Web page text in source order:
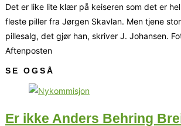
Det er like lite klær på keiseren som det er
fleste piller fra Jørgen Skavlan. Men tjene
pillesalg, det gjør han, skriver J. Johansen.
Aftenposten
SE OGSÅ
Er ikke Anders Behring